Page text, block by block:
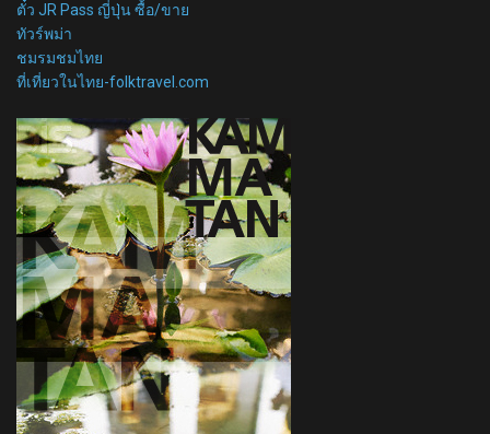
ตั๋ว JR Pass ญี่ปุ่น ซื้อ/ขาย
ทัวร์พม่า
ชมรมชมไทย
ที่เที่ยวในไทย-folktravel.com